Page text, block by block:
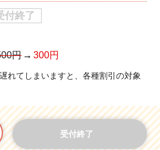
付終了
円 300円
れてしまいますと、各種割引の対象
受付終了